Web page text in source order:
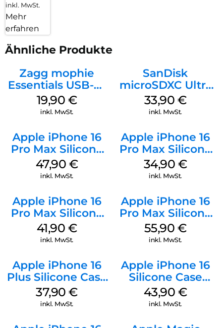
inkl. MwSt.
Mehr
erfahren
Ähnliche Produkte
Zagg mophie
Essentials USB-C-
20W Charger PD
Weiß
19,90 €
inkl. MwSt.
SanDisk
microSDXC Ultra
128 GB + Adapter
Mobile
33,90 €
inkl. MwSt.
Apple iPhone 16
Pro Max Silicone
Case MagSafe
Black
47,90 €
inkl. MwSt.
Apple iPhone 16
Pro Max Silicone
Case MagSafe
Denim
34,90 €
inkl. MwSt.
Apple iPhone 16
Pro Max Silicone
Case MagSafe
Ultramarine
41,90 €
inkl. MwSt.
Apple iPhone 16
Pro Max Silicone
Case MagSafe
Stone Gray
55,90 €
inkl. MwSt.
Apple iPhone 16
Plus Silicone Case
MagSafe Lake
Green
37,90€
inkl. MwSt.
Apple iPhone 16
Silicone Case
MagSafe Plum
43,90 €
inkl. MwSt.